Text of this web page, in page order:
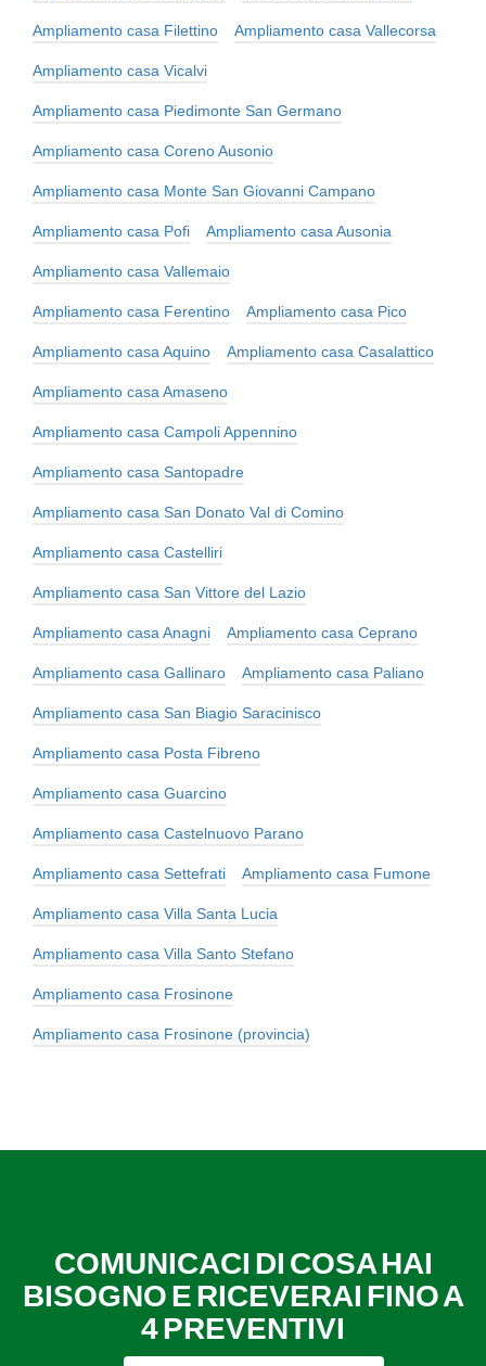
Ampliamento casa Filettino Ampliamento casa Vallecorsa
Ampliamento casa Vicalvi
Ampliamento casa Piedimonte San Germano
Ampliamento casa Coreno Ausonio
Ampliamento casa Monte San Giovanni Campano
Ampliamento casa Pofi Ampliamento casa Ausonia
Ampliamento casa Vallemaio
Ampliamento casa Ferentino Ampliamento casa Pico
Ampliamento casa Aquino Ampliamento casa Casalattico
Ampliamento casa Amaseno
Ampliamento casa Campoli Appennino
Ampliamento casa Santopadre
Ampliamento casa San Donato Val di Comino
Ampliamento casa Castelliri
Ampliamento casa San Vittore del Lazio
Ampliamento casa Anagni Ampliamento casa Ceprano
Ampliamento casa Gallinaro Ampliamento casa Paliano
Ampliamento casa San Biagio Saracinisco
Ampliamento casa Posta Fibreno
Ampliamento casa Guarcino
Ampliamento casa Castelnuovo Parano
Ampliamento casa Settefrati Ampliamento casa Fumone
Ampliamento casa Villa Santa Lucia
Ampliamento casa Villa Santo Stefano
Ampliamento casa Frosinone
Ampliamento casa Frosinone (provincia)
COMUNICACI DI COSA HAI
BISOGNO E RICEVERAI FINO A
4 PREVENTIVI